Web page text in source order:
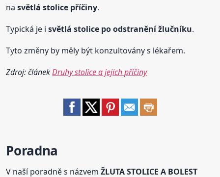
nasvětlástolice příčiny.
Typická je isvětlástolice po odstranění žlučníku.
Tyto změny by měly být konzultovány s lékařem.
Zdroj: článekDruhy stolice a jejich příčiny
Poradna
V naší poradně s názvemŽLUTA STOLICE A BOLEST